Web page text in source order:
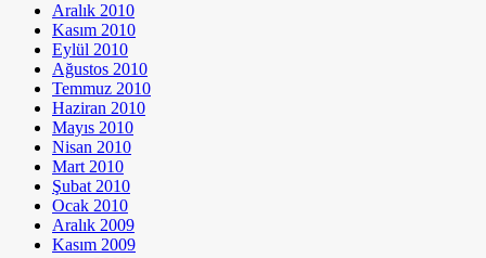
Aralık 2010
Kasım 2010
Eylül 2010
Ağustos 2010
Temmuz 2010
Haziran 2010
Mayıs 2010
Nisan 2010
Mart 2010
Şubat 2010
Ocak 2010
Aralık 2009
Kasım 2009